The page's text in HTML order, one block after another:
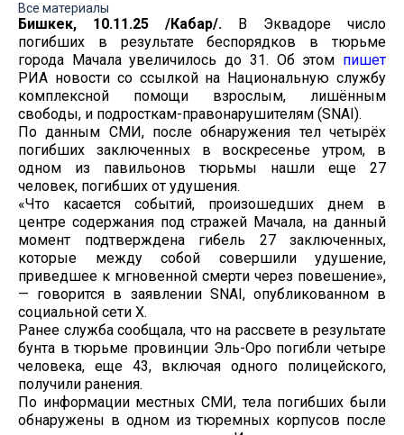
Все материалы
Бишкек, 10.11.25 /Кабар/. В Эквадоре число
погибших в результате беспорядков в тюрьме
города Мачала увеличилось до 31. Об этом пишет
РИА новости со ссылкой на Национальную службу
комплексной помощи взрослым, лишённым
свободы, и подросткам-правонарушителям (SNAI).
По данным СМИ, после обнаружения тел четырёх
погибших заключенных в воскресенье утром, в
одном из павильонов тюрьмы нашли еще 27
человек, погибших от удушения.
«Что касается событий, произошедших днем в
центре содержания под стражей Мачала, на данный
момент подтверждена гибель 27 заключенных,
которые между собой совершили удушение,
приведшее к мгновенной смерти через повешение»,
— говорится в заявлении SNAI, опубликованном в
социальной сети X.
Ранее служба сообщала, что на рассвете в результате
бунта в тюрьме провинции Эль-Оро погибли четыре
человека, еще 43, включая одного полицейского,
получили ранения.
По информации местных СМИ, тела погибших были
обнаружены в одном из тюремных корпусов после